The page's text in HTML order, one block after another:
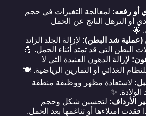
أو رفعه: لمعالجة التغيرات في حجم
أو الترهل الناتج عن الحمل
🌟
(عملية شد البطن): لإزالة الجلد الزائد
البطن التي قد تمتد أثناء الحمل. 💪
لإزالة الدهون العنيدة التي لا
الغذائي أو التمارين الرياضية. 🍽️
لاستعادة مظهر ووظيفة منطقة
الولادة. ✨
الأرداف: لتحسين شكل وحجم
فقدت امتلاءها أو تناغمها بعد الحمل.